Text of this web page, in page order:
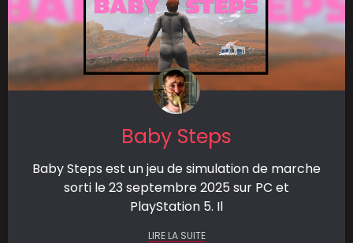
Baby Steps
Baby Steps est un jeu de simulation de marche
sorti le 23 septembre 2025 sur PC et
PlayStation 5. Il
LIRE LA SUITE